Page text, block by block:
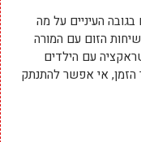
העיניים על מה
הזום עם המורה
עם הילדים
הזמן, אי אפשר להתנתק